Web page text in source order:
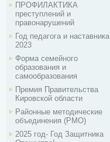
ПРОФИЛАКТИКА
преступлений и
правонарушений
Год педагога и наставника
2023
Форма семейного
образования и
самообразования
Премия Правительства
Кировской области
Районные методические
объединения (РМО)
2025 год- Год Защитника